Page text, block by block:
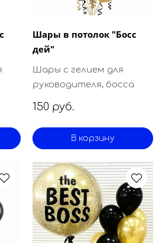
Шары в потолок "Босс
дей"
Шары с гелием для
руководителя, босса
150 руб.
В корзину